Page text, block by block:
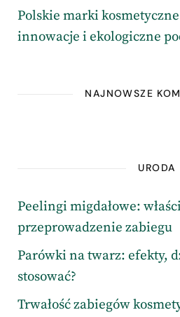
Polskie marki
innowacje i ekologiczne
NAJNOWSZE
URODA
Peelingi migdałowe:
przeprowadzenie zabiegu
Parówki na twarz: efekty,
stosować?
Trwałość zabiegów